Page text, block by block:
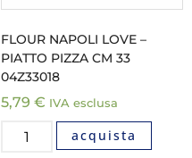
FLOUR NAPOLI LOVE –
PIATTO PIZZA CM 33
04Z33018
5,79 € IVA esclusa
acquista